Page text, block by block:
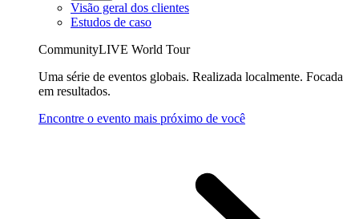
Visão geral dos clientes
Estudos de caso
CommunityLIVE World Tour
Uma série de eventos globais. Realizada localmente. Focada
em resultados.
Encontre o evento mais próximo de você